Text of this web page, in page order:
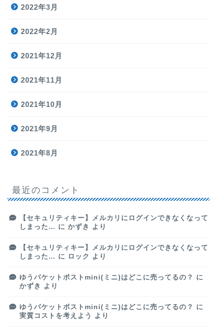
2022年3月
2022年2月
2021年12月
2021年11月
2021年10月
2021年9月
2021年8月
最近のコメント
【セキュリティキー】メルカリにログインできなくなって
しまった… に かずき より
【セキュリティキー】メルカリにログインできなくなって
しまった… に ロック より
ゆうパケットポストmini(ミニ)はどこに売ってるの？
に
かずき
より
ゆうパケットポストmini(ミニ)はどこに売ってるの？
に
実質コストを考えよう
より